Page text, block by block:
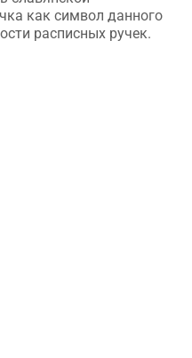
как символ данного
расписных ручек.